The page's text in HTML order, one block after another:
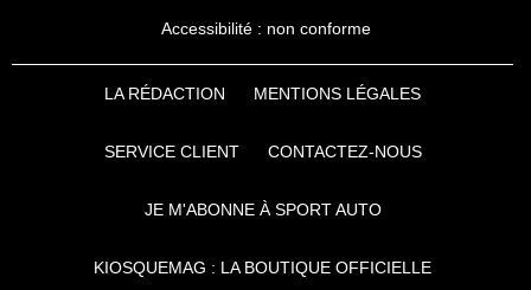
Accessibilité : non conforme
LA RÉDACTION MENTIONS LÉGALES
SERVICE CLIENT CONTACTEZ-NOUS
JE M'ABONNE À SPORT AUTO
KIOSQUEMAG : LA BOUTIQUE OFFICIELLE